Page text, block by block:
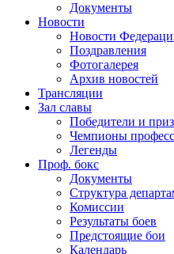
Документы
Новости
Новости
Поздравления
Фотогалерея
Архив новостей
Трансляции
Зал славы
Победители и
Чемпионы
Легенды
Проф. бокс
Документы
Структура
Комиссии
Результаты боев
Предстоящие бои
Календарь